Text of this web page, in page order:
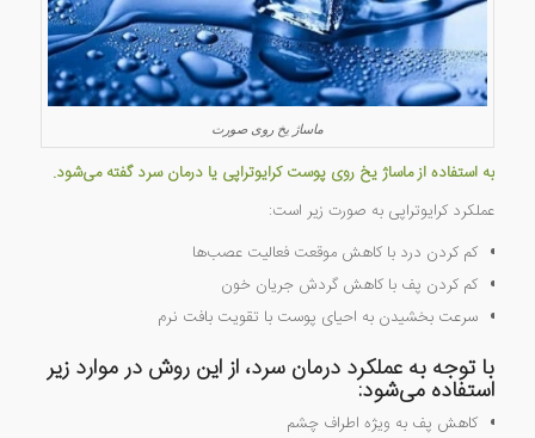
ماساژ یخ روی صورت
به استفاده از ماساژ یخ روی پوستکرایوتراپی یا درمان سرد گفته می‌شود.
عملکرد کرایوتراپی به صورت زیر است:
کم کردن درد با کاهش موقعت فعالیت عصب‌ها
کم کردن پف با کاهش گردش جریان خون
سرعت بخشیدن به احیای پوست با تقویت بافت نرم
با توجه به عملکرد درمان سرد، از این روش در موارد زیر
استفاده می‌شود:
کاهش پف به ویژه اطراف چشم